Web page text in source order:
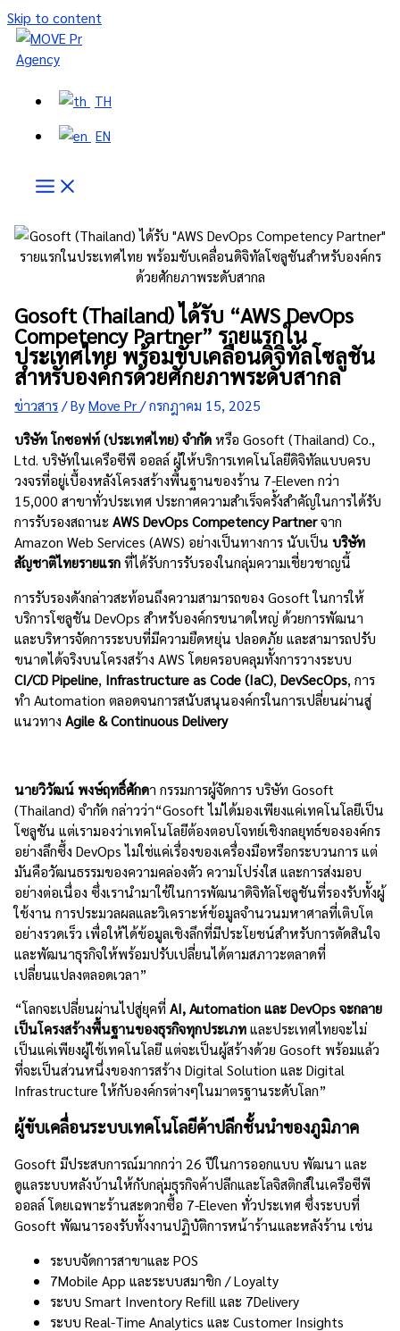
Skip to content
TH
EN
Gosoft (Thailand) ได้รับ “AWS DevOps
Competency Partner” รายแรกใน
ประเทศไทย พร้อมขับเคลื่อนดิจิทัลโซลูชัน
สำหรับองค์กรด้วยศักยภาพระดับสากล
ข่าวสาร/ ByMove Pr/กรกฎาคม 15, 2025
บริษัท โกซอฟท์ (ประเทศไทย) จำกัดหรือ Gosoft (Thailand) Co.,
Ltd. บริษัทในเครือซีพี ออลล์ ผู้ให้บริการเทคโนโลยีดิจิทัลแบบครบ
วงจรที่อยู่เบื้องหลังโครงสร้างพื้นฐานของร้าน 7-Eleven กว่า
15,000 สาขาทั่วประเทศ ประกาศความสำเร็จครั้งสำคัญในการได้รับ
การรับรองสถานะAWS DevOps Competency Partnerจาก
Amazon Web Services (AWS) อย่างเป็นทางการ นับเป็นบริษัท
สัญชาติไทยรายแรกที่ได้รับการรับรองในกลุ่มความเชี่ยวชาญนี้
การรับรองดังกล่าวสะท้อนถึงความสามารถของ Gosoft ในการให้
บริการโซลูชัน DevOps สำหรับองค์กรขนาดใหญ่ ด้วยการพัฒนา
และบริหารจัดการระบบที่มีความยืดหยุ่น ปลอดภัย และสามารถปรับ
ขนาดได้จริงบนโครงสร้าง AWS โดยครอบคลุมทั้งการวางระบบ
CI/CD Pipeline, Infrastructure as Code (IaC),DevSecOps, การ
ทำ Automation ตลอดจนการสนับสนุนองค์กรในการเปลี่ยนผ่านสู่
แนวทางAgile & Continuous Delivery
นายวิวัฒน์ พงษ์ฤทธิ์ศักดา กรรมการผู้จัดการ บริษัท Gosoft
(Thailand) จำกัด กล่าวว่า“Gosoft ไม่ได้มองเพียงแค่เทคโนโลยีเป็น
โซลูชัน แต่เรามองว่าเทคโนโลยีต้องตอบโจทย์เชิงกลยุทธ์ขององค์กร
อย่างลึกซึ้ง DevOps ไม่ใช่แค่เรื่องของเครื่องมือหรือกระบวนการ แต่
มันคือวัฒนธรรมของความคล่องตัว ความโปร่งใส และการส่งมอบ
อย่างต่อเนื่อง ซึ่งเรานำมาใช้ในการพัฒนาดิจิทัลโซลูชันที่รองรับทั้งผู้
ใช้งาน การประมวลผลและวิเคราะห์ข้อมูลจำนวนมหาศาลที่เติบโต
อย่างรวดเร็ว เพื่อให้ได้ข้อมูลเชิงลึกที่มีประโยชน์สำหรับการตัดสินใจ
และพัฒนาธุรกิจให้พร้อมปรับเปลี่ยนได้ตามสภาวะตลาดที่
เปลี่ยนแปลงตลอดเวลา”
“โลกจะเปลี่ยนผ่านไปสู่ยุคที่AI, Automation และ DevOps จะกลาย
เป็นโครงสร้างพื้นฐานของธุรกิจทุกประเภทและประเทศไทยจะไม่
เป็นแค่เพียงผู้ใช้เทคโนโลยี แต่จะเป็นผู้สร้างด้วย Gosoft พร้อมแล้ว
ที่จะเป็นส่วนหนึ่งของการสร้าง Digital Solution และ Digital
Infrastructure ให้กับองค์กรต่างๆในมาตรฐานระดับโลก”
ผู้ขับเคลื่อนระบบเทคโนโลยีค้าปลีกชั้นนำของภูมิภาค
Gosoft มีประสบการณ์มากกว่า 26 ปีในการออกแบบ พัฒนา และ
ดูแลระบบหลังบ้านให้กับกลุ่มธุรกิจค้าปลีกและโลจิสติกส์ในเครือซีพี
ออลล์ โดยเฉพาะร้านสะดวกซื้อ 7-Eleven ทั่วประเทศ ซึ่งระบบที่
Gosoft พัฒนารองรับทั้งงานปฏิบัติการหน้าร้านและหลังร้าน เช่น
ระบบจัดการสาขาและ POS
7Mobile App และระบบสมาชิก / Loyalty
ระบบ Smart Inventory Refill และ 7Delivery
ระบบ Real-Time Analytics และ Customer Insights